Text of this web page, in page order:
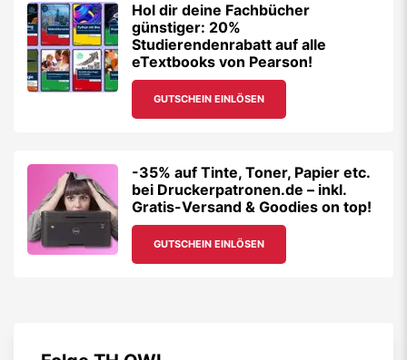
Hol dir deine Fachbücher
günstiger: 20%
Studierendenrabatt auf alle
eTextbooks von Pearson!
GUTSCHEIN EINLÖSEN
-35% auf Tinte, Toner, Papier etc.
bei Druckerpatronen.de – inkl.
Gratis-Versand & Goodies on top!
GUTSCHEIN EINLÖSEN